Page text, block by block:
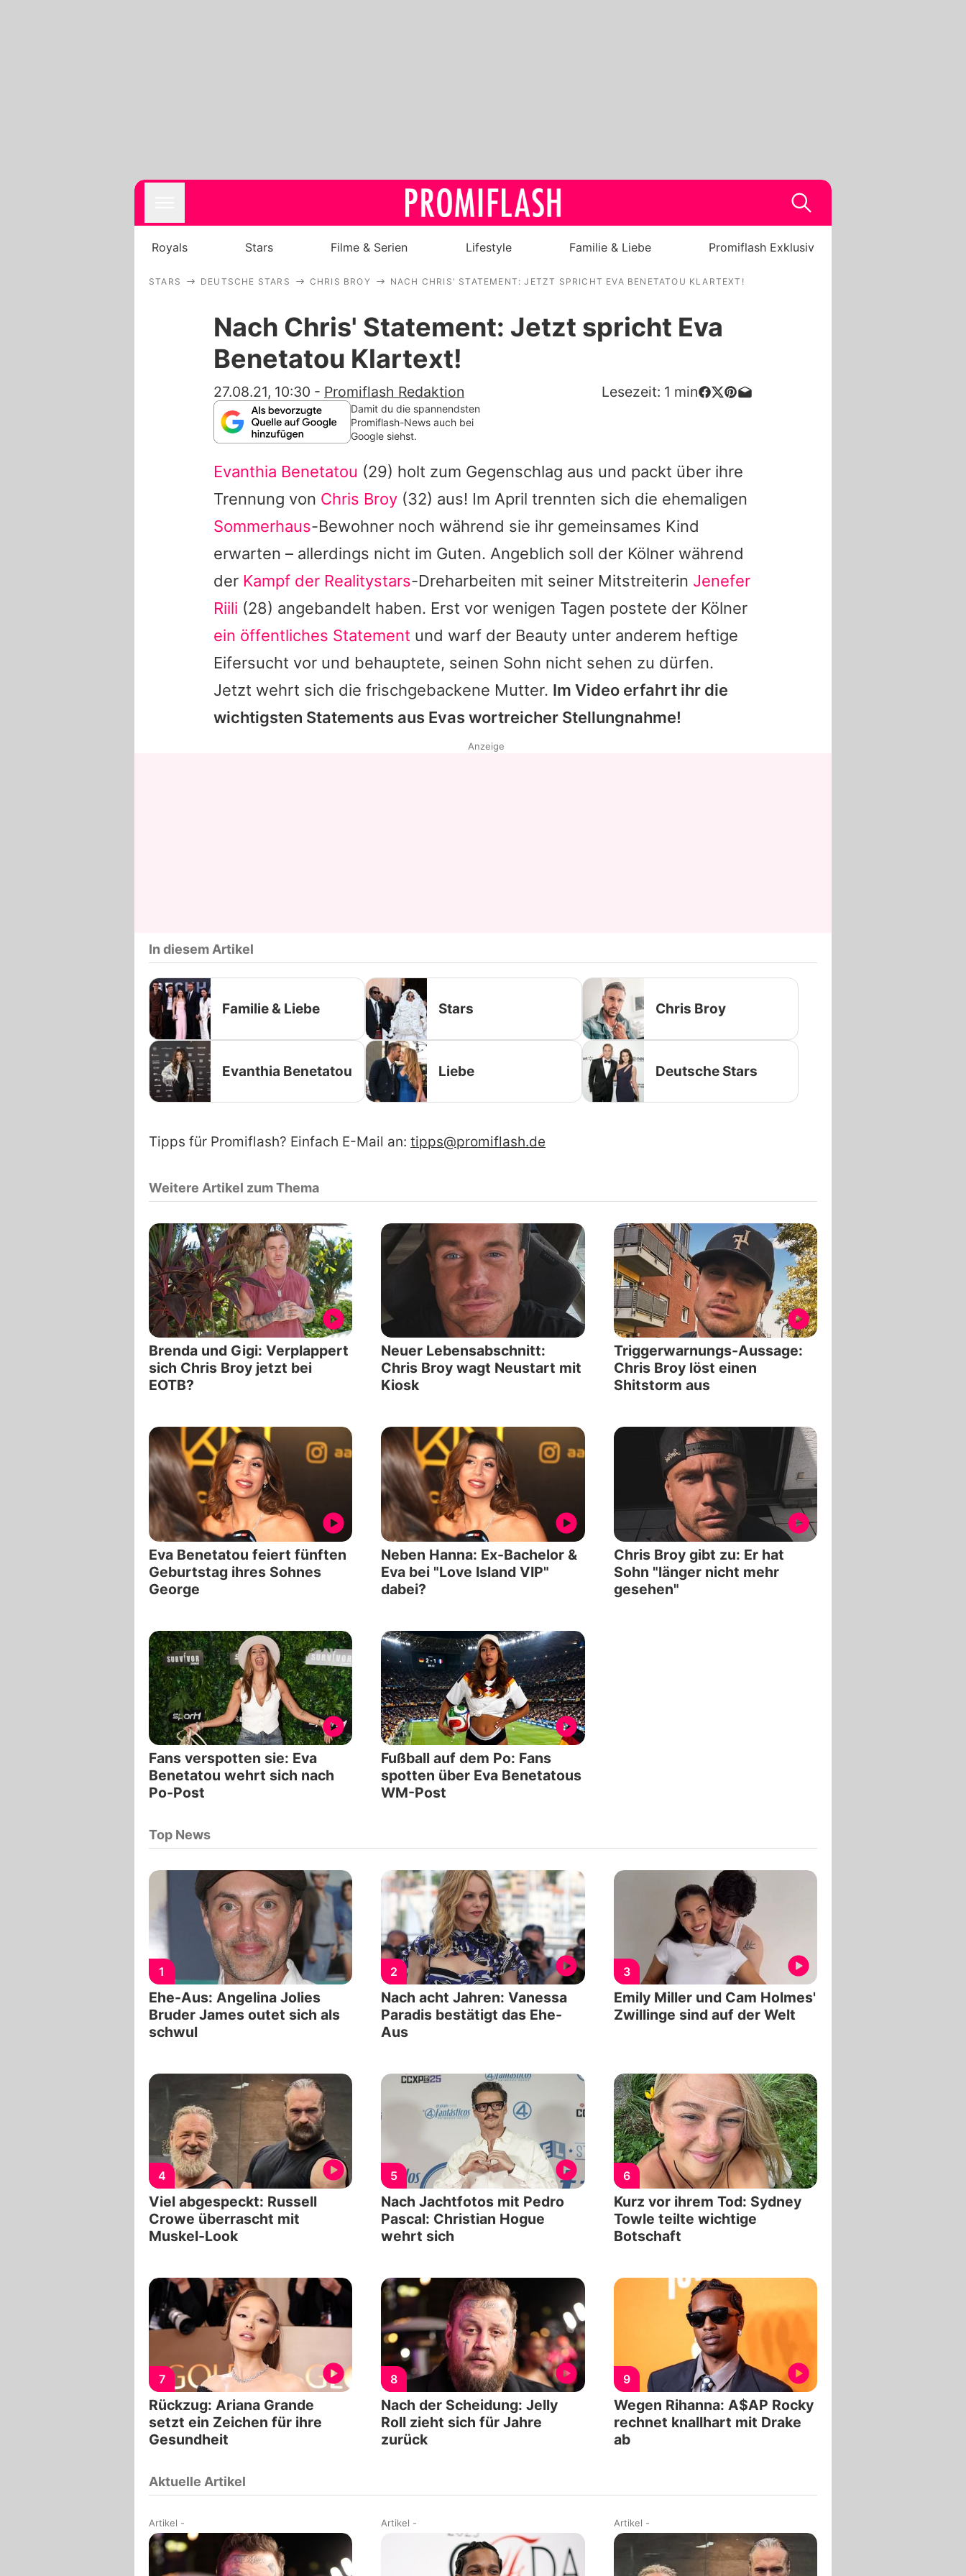
Royals
Stars
Filme & Serien
Familie & Liebe
Alle Themen auf Promiflash
App runterladen
Team
Redaktionelle Richtlinien
Impressum
Datenschutzerklärung
Nutzungsbedingungen
Royals Stars Filme & Serien Lifestyle Familie & Liebe Promiflash Exklusiv
STARS DEUTSCHE STARS CHRIS BROY NACH CHRIS' STATEMENT: JETZT SPRICHT EVA BENETATOU KLARTEXT!
Nach Chris' Statement: Jetzt spricht Eva
Benetatou Klartext!
27.08.21, 10:30 - Promiflash Redaktion Lesezeit: 1 min
Damit du die spannendsten
Promiflash-News auch bei
Google siehst.
Evanthia Benetatou (29) holt zum Gegenschlag aus und packt über ihre
Trennung von Chris Broy (32) aus! Im April trennten sich die ehemaligen
Sommerhaus-Bewohner noch während sie ihr gemeinsames Kind
erwarten – allerdings nicht im Guten. Angeblich soll der Kölner während
der Kampf der Realitystars-Dreharbeiten mit seiner Mitstreiterin Jenefer
Riili (28) angebandelt haben. Erst vor wenigen Tagen postete der Kölner
ein öffentliches Statement und warf der Beauty unter anderem heftige
Eifersucht vor und behauptete, seinen Sohn nicht sehen zu dürfen.
Jetzt wehrt sich die frischgebackene Mutter. Im Video erfahrt ihr die
wichtigsten Statements aus Evas wortreicher Stellungnahme!
Anzeige
In diesem Artikel
Familie & Liebe Stars Chris Broy
Evanthia Benetatou Liebe Deutsche Stars
Tipps für Promiflash? Einfach E-Mail an: tipps@promiflash.de
Weitere Artikel zum Thema
Brenda und Gigi: Verplappert
sich Chris Broy jetzt bei
EOTB?
Neuer Lebensabschnitt:
Chris Broy wagt Neustart mit
Kiosk
Triggerwarnungs-Aussage:
Chris Broy löst einen
Shitstorm aus
Eva Benetatou feiert fünften
Geburtstag ihres Sohnes
George
Neben Hanna: Ex-Bachelor &
Eva bei "Love Island VIP"
dabei?
Chris Broy gibt zu: Er hat
Sohn "länger nicht mehr
gesehen"
Fans verspotten sie: Eva
Benetatou wehrt sich nach
Po-Post
Fußball auf dem Po: Fans
spotten über Eva Benetatous
WM-Post
Top News
1
Ehe-Aus: Angelina Jolies
Bruder James outet sich als
schwul
2
Nach acht Jahren: Vanessa
Paradis bestätigt das Ehe-
Aus
3
Emily Miller und Cam Holmes'
Zwillinge sind auf der Welt
4
Viel abgespeckt: Russell
Crowe überrascht mit
Muskel-Look
5
Nach Jachtfotos mit Pedro
Pascal: Christian Hogue
wehrt sich
6
Kurz vor ihrem Tod: Sydney
Towle teilte wichtige
Botschaft
7
Rückzug: Ariana Grande
setzt ein Zeichen für ihre
Gesundheit
8
Nach der Scheidung: Jelly
Roll zieht sich für Jahre
zurück
9
Wegen Rihanna: A$AP Rocky
rechnet knallhart mit Drake
ab
Aktuelle Artikel
Artikel - Artikel - Artikel -